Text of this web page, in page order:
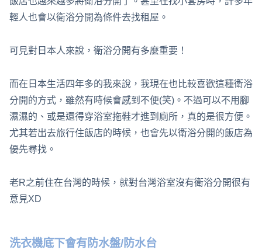
輕人也會以衛浴分開為條件去找租屋。
可見對日本人來說，衛浴分開有多麼重要！
而在日本生活四年多的我來說，我現在也比較喜歡這種衛浴
分開的方式，雖然有時候會感到不便(笑)。不過可以不用腳
濕濕的、或是還得穿浴室拖鞋才進到廁所，真的是很方便。
尤其若出去旅行住飯店的時候，也會先以衛浴分開的飯店為
優先尋找。
老R之前住在台灣的時候，就對台灣浴室沒有衛浴分開很有
意見XD
洗衣機底下會有防水盤/防水台